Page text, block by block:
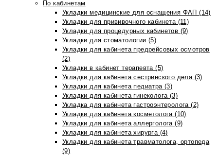
По кабинетам
Укладки медицинские для оснащения ФАП (14)
Укладки для прививочного кабинета (11)
Укладки для процедурных кабинетов (9)
Укладки для стоматологии (5)
Укладки для кабинета предрейсовых осмотров
(2)
Укладки в кабинет терапевта (5)
Укладки для кабинета сестринского дела (3)
Укладки для кабинета педиатра (3)
Укладки для кабинета гинеколога (3)
Укладка для кабинета гастроэнтеролога (2)
Укладки для кабинета косметолога (10)
Укладки для кабинета аллерголога (9)
Укладки для кабинета хирурга (4)
Укладки для кабинета травматолога, ортопеда
(9)